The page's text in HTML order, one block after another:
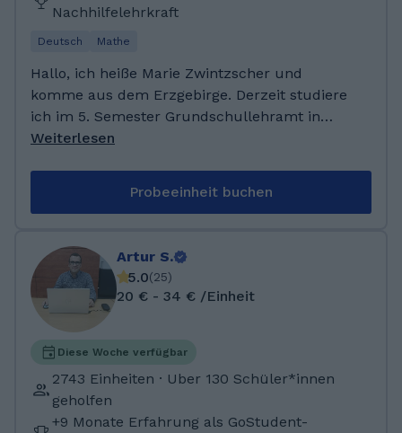
Nachhilfelehrkraft
Deutsch Mathe
Hallo, ich heiße Marie Zwintzscher und
komme aus dem Erzgebirge. Derzeit studiere
ich im 5. Semester Grundschullehramt in
Leipzig. In meiner Freizeit mache ich gerne
schöne gemeinsame Zeit mit meinen
Schüler:innen. Ich habe bereits die Allgemeine
Hochschulreife abgeschlossen und ein
Freiwilliges Soziales Jahr Pädagogik absolviert.
Nun befinde ich mich derzeit im 5. Semester
des Grundschullehramtes. Während meines
FSJP habe ich immer mal wieder bei mir im
Ort in der Nachhilfe Unterricht in den Fächern
Mathe und Deutsch gegeben.
Weiterlesen
Probeeinheit buchen
Artur S.
5.0(25)
20 € - 34 € /Einheit
Diese Woche verfügbar
2743 Einheiten · Uber 130 Schüler*innen
geholfen
+9 Monate Erfahrung als GoStudent-